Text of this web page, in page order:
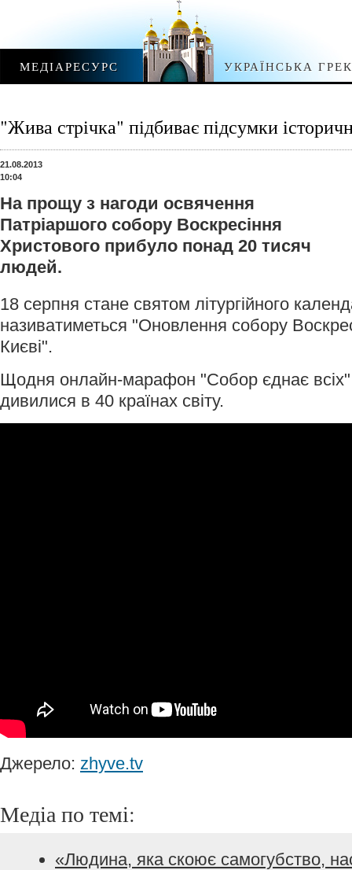
МЕДІАРЕСУРС УКРАЇНСЬКА
"Жива стрічка" підбиває підсумки
21.08.2013
10:04
На прощу з нагоди освячення
Патріаршого собору Воскресіння
Христового прибуло понад 20 тисяч
людей.
18 серпня стане святом літургійного
називатиметься "Оновлення собору
Києві".
Щодня онлайн-марафон "Собор єднає
дивилися в 40 країнах світу.
Джерело: zhyve.tv
Медіа по темі:
«Людина, яка скоює самогубство,